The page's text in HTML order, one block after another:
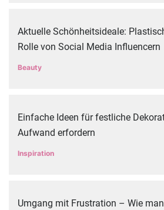
Aktuelle Schönheitsideale:
Rolle von Social Media Influencern
Beauty
Einfache Ideen für festliche
Aufwand erfordern
Inspiration
Umgang mit Frustration – Wie